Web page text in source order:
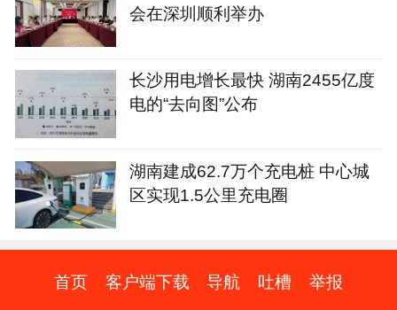
会在深圳顺利举办
长沙用电增长最快 湖南2455亿度
电的“去向图”公布
湖南建成62.7万个充电桩 中心城
区实现1.5公里充电圈
首页 客户端下载 导航 吐槽 举报